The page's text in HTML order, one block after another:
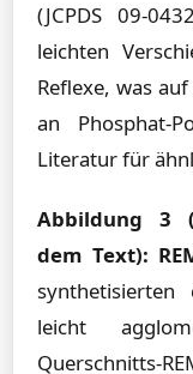
(JCPDS 09-
leichten
Reflexe, was
an Phosphat-
Literatur für
Abbildung 3
dem Text):
synthetisierten
leicht